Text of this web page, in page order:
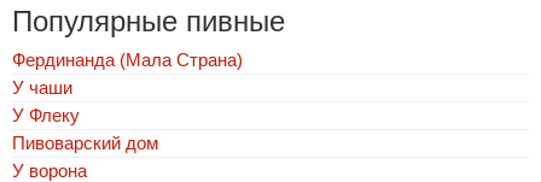
Популярные пивные
Фердинанда (Мала Страна)
У чаши
У Флеку
Пивоварский дом
У ворона